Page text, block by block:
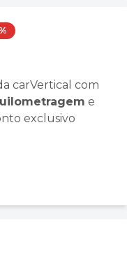
carVertical com
e
exclusivo